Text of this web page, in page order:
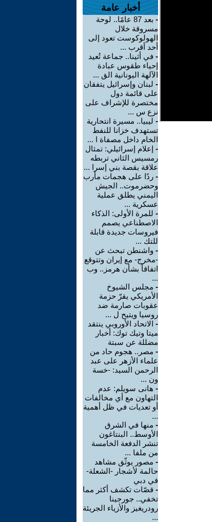
أخبار عامة
-
بعد 87 عامًا.. لوحة
مسروقة خلال
الهولوكوست تعود إلى
أحد أقرب ...
- في أثينا.. جماعة تُعيد
إحياء طقوس عبادة
الآلهة اليونانية الق ...
- لبنان وإسرائيل يتفقان
على قائمة دول
مختصرة للإشراف على
نزع س ...
- ليبيا.. مسيرة انتحارية
تستهدف خزانا للنفط
الخام داخل مصفاة ا ...
- إعلام إسرائيلي: تمثال
رمسيس الثاني تربطه
علاقة بقصة بني إسرا ...
- ردًا على هجمات مأرب
وحضرموت.. الجيش
اليمني يطلق عملية
عسكرية ...
- للمرة الأولى: الذكاء
الاصطناعي يصمم
فيروسات جديدة قابلة
للتك ...
- واشنطن تبحث عن
-مخرج- مع إيران وتتوقع
اتفاقاً بشأن هرمز.. وب
...
- مجلس الشيوخ
الأمريكي يقرّ حزمة
عقوبات صارمة ضد
روسيا ويتيح ل ...
- الاتحاد الأوروبي ينتقد
ميتا وتيك توك: أخبار
مضللة عن سبتة
- مصر.. هجوم حاد من
علماء الأزهر على عبد
الرحمن السيد: -خسة
ون ...
- هانى سويلم: عدم
التهاون مع أي مخالفات
أو تعديات في ظل أهمية
...
- منها في الشرق
الأوسط.. البنتاغون
تنشر الدفعة الخامسة
من ملفا ...
- مصور يوثّق مشاهد
حالمة لأشجار -الشعلة-
في دبي
- قصّات تكشف أكثر مما
تخفي.. جورجينا
رودريغيز والأزياء الجريئة
...